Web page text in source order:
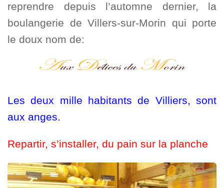
reprendre depuis l’automne dernier, la
boulangerie de Villers-sur-Morin qui porte
le doux nom de:
Les deux mille habitants de Villiers, sont
aux anges.
Repartir, s’installer, du pain sur la planche